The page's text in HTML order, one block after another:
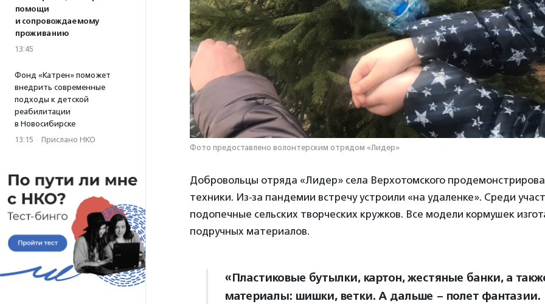
помощи
и сопровождаемому
проживанию
13:45
Фонд «Катрен» поможет
внедрить современные
подходы к детской
реабилитации
в Новосибирске
13:15 · Прислано НКО
Фото предоставлено волонтерским отрядом «Лидер»
Добровольцы отряда «Лидер» села Верхотомского
техники. Из-за пандемии встречу устроили «на удаленке». Среди
подопечные сельских творческих кружков. Все модели кормушек
подручных материалов.
«Пластиковые бутылки, картон, жестяные банки, а
материалы: шишки, ветки. А дальше – полет